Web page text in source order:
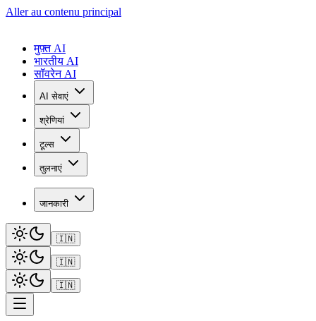
Aller au contenu principal
मुफ़्त AI
भारतीय AI
सॉवरेन AI
AI सेवाएं
श्रेणियां
टूल्स
तुलनाएं
जानकारी
🇮🇳
🇮🇳
🇮🇳